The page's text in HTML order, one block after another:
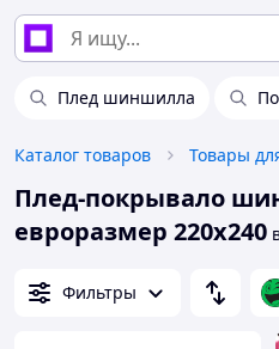
Плед шиншилла
Каталог товаров Товары
Плед-покрывало
евроразмер 220х240
Фильтры